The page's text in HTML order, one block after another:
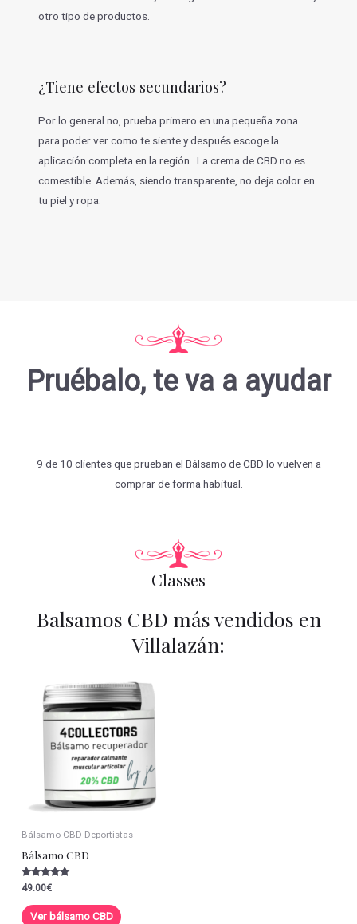
otro tipo de productos.
¿Tiene efectos secundarios?
Por lo general no, prueba primero en una pequeña zona
para poder ver como te siente y después escoge la
aplicación completa en la región . La crema de CBD no es
comestible. Además, siendo transparente, no deja color en
tu piel y ropa.
Pruébalo, te va a ayudar
9 de 10 clientes que prueban el Bálsamo de CBD lo vuelven a
comprar de forma habitual.
Classes
Balsamos CBD más vendidos en
Villalazán:
Bálsamo CBD Deportistas
Bálsamo CBD
Valorado con
5.00
de 5
49.00€
Ver bálsamo CBD